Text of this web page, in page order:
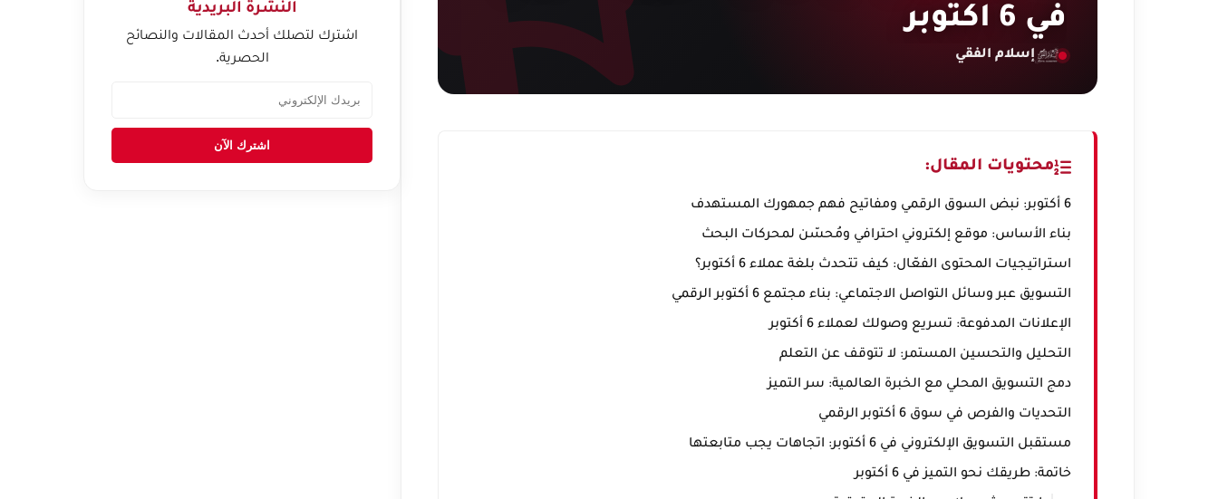
في 6 اكتوبر
إسلام الفقي
محتويات المقال:
6 أكتوبر: نبض السوق الرقمي ومفاتيح فهم جمهورك المستهدف
بناء الأساس: موقع إلكتروني احترافي ومُحسّن لمحركات البحث
استراتيجيات المحتوى الفعّال: كيف تتحدث بلغة عملاء 6 أكتوبر؟
التسويق عبر وسائل التواصل الاجتماعي: بناء مجتمع 6 أكتوبر الرقمي
الإعلانات المدفوعة: تسريع وصولك لعملاء 6 أكتوبر
التحليل والتحسين المستمر: لا تتوقف عن التعلم
دمج التسويق المحلي مع الخبرة العالمية: سر التميز
التحديات والفرص في سوق 6 أكتوبر الرقمي
مستقبل التسويق الإلكتروني في 6 أكتوبر: اتجاهات يجب متابعتها
خاتمة: طريقك نحو التميز في 6 أكتوبر
النشرة البريدية
اشترك لتصلك أحدث المقالات والنصائح
الحصرية.
اشترك الآن